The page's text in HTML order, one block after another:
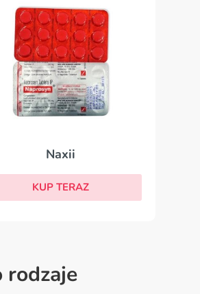
Naxii
KUP TERAZ
rodzaje